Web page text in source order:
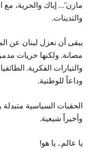
مازن”… إياك والحرية، مع
والتدينات.
يبقى أن نعزل لبنان عن
مصانة. ولكنها حريات
والتيارات الفكرية.
وداعاً للوطنية.
الحقبات السياسية
وأخيراً شيعية.
يا عالم.. يا هو!